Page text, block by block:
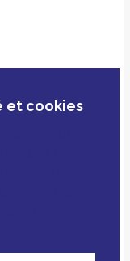
et cookies